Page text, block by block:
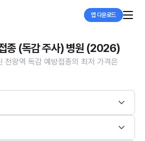
앱 다운로드
종 (독감 주사) 병원 (2026)
천왕역 독감 예방접종의 최저 가격은